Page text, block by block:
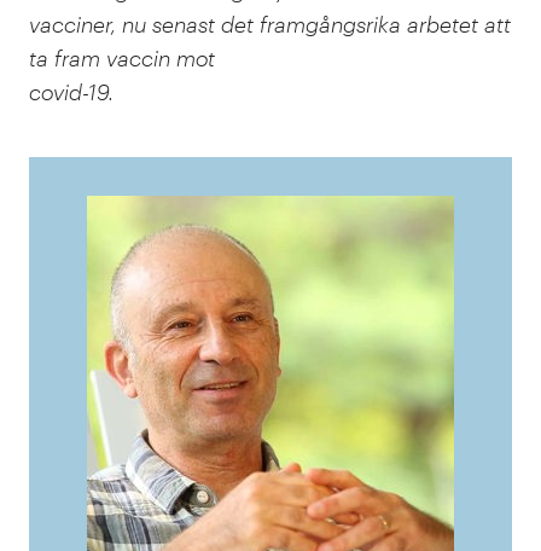
vacciner, nu senast det framgångsrika arbetet att
ta fram vaccin mot
covid-19.